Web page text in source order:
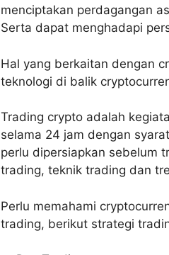
menciptakan perdagangan
Serta dapat menghadapi
Hal yang berkaitan dengan
teknologi di balik
Trading crypto adalah
selama 24 jam dengan
perlu dipersiapkan sebelum
trading, teknik trading dan
Perlu memahami
trading, berikut strategi